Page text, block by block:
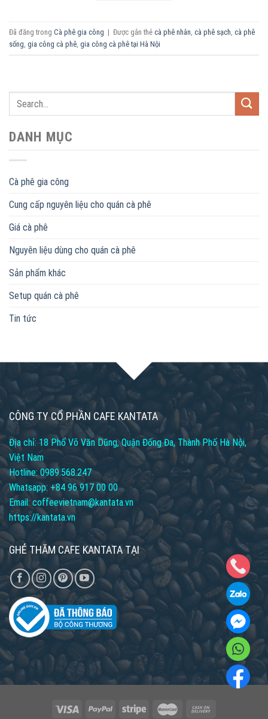
Đã đăng trong Cà phê gia công | Được gắn thẻ cà phê nhân cà phê sạch cà phê
sống gia công cà phê gia công cà phê tại Hà Nội
DANH MỤC
Cà phê gia công
Cung cấp nguyên liệu cho quán cà phê
Giá cà phê
Nguyên liệu dùng cho quán cà phê
Sản phẩm khác
Setup quán cà phê
Tin tức
CÔNG TY CỔ PHẦN CAFE KANTATA
Địa chỉ: 18 Phố Võ Văn Dũng, Quận Đống Đa, Thành Phố Hà Nội,
Việt Nam
Hotline: 0989.568.247
Whatsapp: +84 96 917 00 00
Email: coffeevietnam@kantata.vn
https://kantata.vn
GHÉ THĂM CAFE KANTATA TẠI